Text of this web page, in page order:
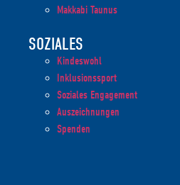
Makkabi Taunus
SOZIALES
Kindeswohl
Inklusionssport
Soziales Engagement
Auszeichnungen
Spenden